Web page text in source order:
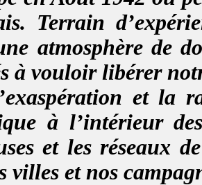
Terrain
atmosphère de
à vouloir libérer
et la
à l’intérieur
et les réseaux
villes et nos